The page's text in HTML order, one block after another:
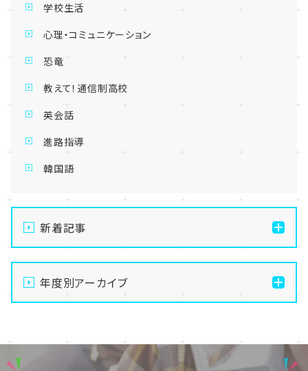
学校生活
心理・コミュニケーション
恐竜
教えて！通信制高校
英会話
進路指導
韓国語
新着記事
【名古屋】🌺転入生・編入生 出願受付中🌺
【名古屋】🏫名古屋学習センター・スクーリング🏫
【名古屋】🎐2026年・夏季閉校期間のお知らせ🎐
【名古屋】🎐2026年8月スタート🎐
年度別アーカイブ
2025